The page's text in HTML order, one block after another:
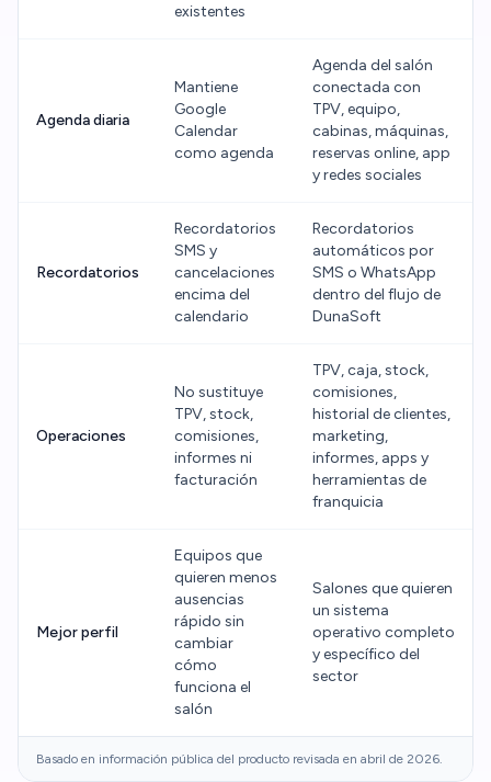
existentes
Agenda diaria
Mantiene
Google
Calendar
como agenda
Agenda del salón
conectada con
TPV, equipo,
cabinas, máquinas,
reservas online, app
y redes sociales
Recordatorios
Recordatorios
SMS y
cancelaciones
encima del
calendario
Recordatorios
automáticos por
SMS o WhatsApp
dentro del flujo de
DunaSoft
Operaciones
No sustituye
TPV, stock,
comisiones,
informes ni
facturación
TPV, caja, stock,
comisiones,
historial de clientes,
marketing,
informes, apps y
herramientas de
franquicia
Mejor perfil
Equipos que
quieren menos
ausencias
rápido sin
cambiar
cómo
funciona el
salón
Salones que quieren
un sistema
operativo completo
y específico del
sector
Basado en información pública del producto revisada en abril de 2026.